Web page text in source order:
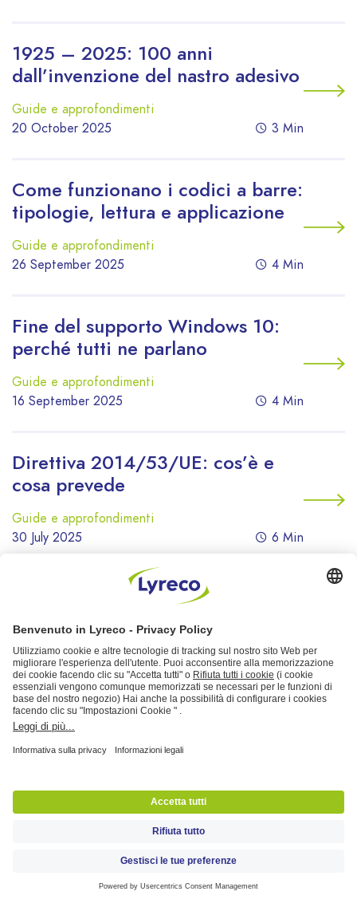
1925 – 2025: 100 anni
dall’invenzione del nastro adesivo
Guide e approfondimenti
20 October 2025
3 Min
Come funzionano i codici a barre:
tipologie, lettura e applicazione
Guide e approfondimenti
26 September 2025
4 Min
Fine del supporto Windows 10:
perché tutti ne parlano
Guide e approfondimenti
16 September 2025
4 Min
Direttiva 2014/53/UE: cos’è e
cosa prevede
Guide e approfondimenti
30 July 2025
6 Min
Cos'è un desktop computer? Una
guida completa e aggiornata
(giugno 2026)
Guide e approfondimenti
22 July 2025
8 Min
Allestimento sale riunioni: come
Guide e approfondimenti
Cos'è una docking station? Un